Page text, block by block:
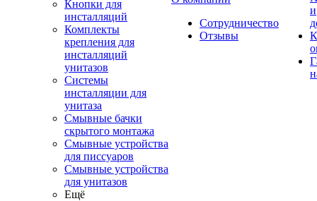
Кнопки для
инсталляций
Комплекты
крепления для
инсталляций
унитазов
Системы
инсталляции для
унитаза
Смывные бачки
скрытого монтажа
Смывные устройства
для писсуаров
Смывные устройства
для унитазов
Ещё
Сотрудничество
Отзывы
и